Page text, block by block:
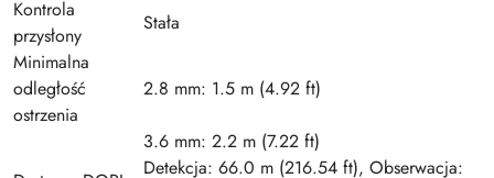
Kontrola
przysłony
Stała
Minimalna
odległość
ostrzenia
2.8 mm: 1.5 m (4.92 ft)
3.6 mm: 2.2 m (7.22 ft)
Detekcja: 66.0 m (216.54 ft), Obserwacja: